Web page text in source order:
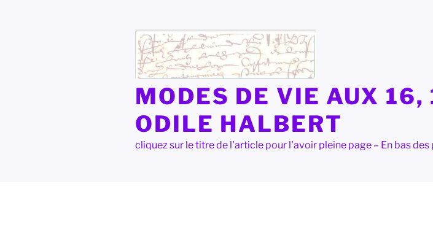
MODES DE VIE AUX 16,
ODILE HALBERT
cliquez sur le titre de l'article pour l'avoir pleine page – En bas